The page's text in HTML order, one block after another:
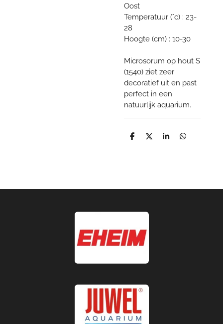
Oost
Temperatuur (°c) : 23-
28
Hoogte (cm) : 10-30
Microsorum op hout S
(1540) ziet zeer
decoratief uit en past
perfect in een
natuurlijk aquarium.
D
D
S
D